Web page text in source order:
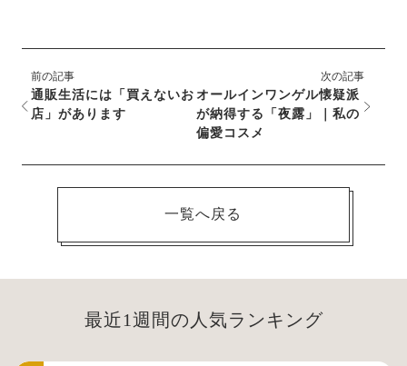
前の記事
通販生活には「買えないお
店」があります
次の記事
オールインワンゲル懐疑派
が納得する「夜露」｜私の
偏愛コスメ
一覧へ戻る
最近1週間の人気ランキング